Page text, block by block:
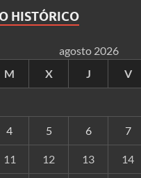
HISTÓRICO
agosto 2026
M X J V
4 5 6 7
11 12 13 14